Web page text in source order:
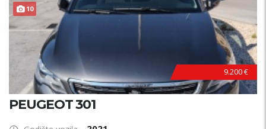
10
9.200 €
PEUGEOT 301